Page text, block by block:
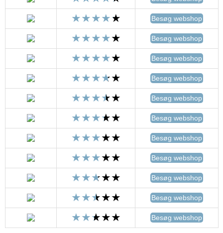
Besøg webshop
Besøg webshop
Besøg webshop
Besøg webshop
Besøg webshop
Besøg webshop
Besøg webshop
Besøg webshop
Besøg webshop
Besøg webshop
Besøg webshop